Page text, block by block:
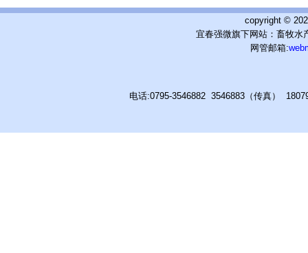
copyright ©
宜春强微旗下网站：畜牧水
网管邮箱:
电话:0795-3546882 3546883（传真）